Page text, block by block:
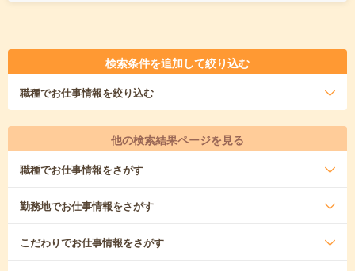
検索条件を追加して絞り込む
職種でお仕事情報を絞り込む
他の検索結果ページを見る
職種でお仕事情報をさがす
勤務地でお仕事情報をさがす
こだわりでお仕事情報をさがす